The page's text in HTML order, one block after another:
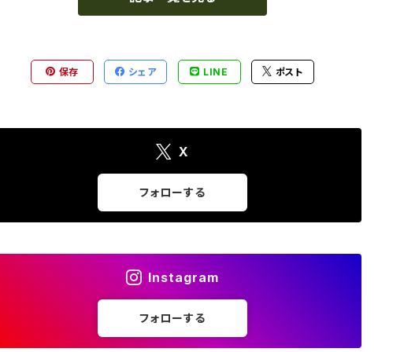
保存 シェア LINE ポスト
X
フォローする
Instagram
フォローする